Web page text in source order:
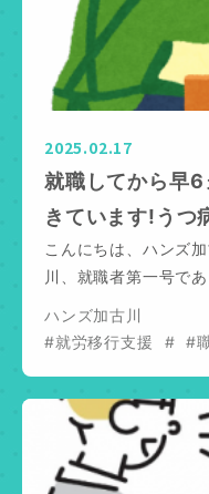
2025.02.17
就職してから早
きています!うつ
こんにちは、ハンズ
川、就職者第一号で
ハンズ加古川
#就労移行支援
# #